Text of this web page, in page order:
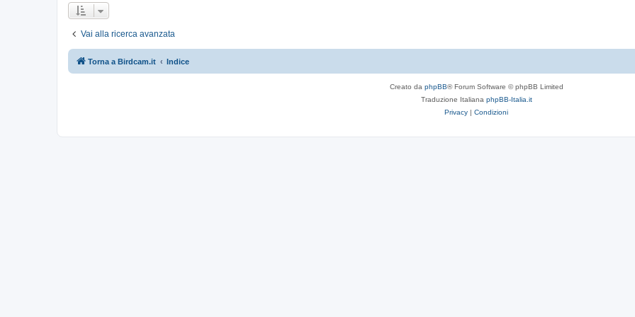
e
o
Vai alla ricerca avanzata
Torna a Birdcam.it Indice
Creato da phpBB® Forum Software © phpBB Limited
Traduzione Italiana phpBB-Italia.it
Privacy | Condizioni